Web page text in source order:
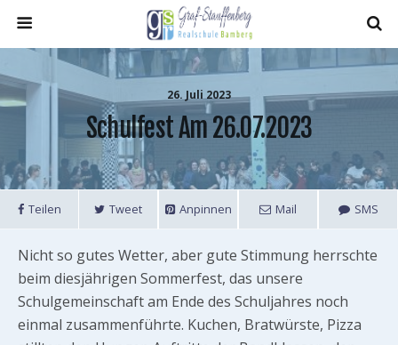
26. Juli 2023
Schulfest Am 26.07.2023
Teilen Tweet Anpinnen Mail SMS
Nicht so gutes Wetter, aber gute Stimmung herrschte
beim diesjährigen Sommerfest, das unsere
Schulgemeinschaft am Ende des Schuljahres noch
einmal zusammenführte. Kuchen, Bratwürste, Pizza